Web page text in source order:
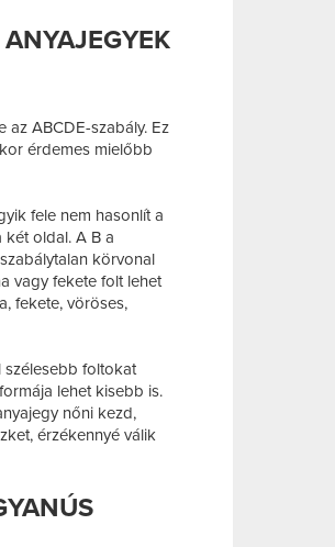
ABCDE-szabály. Ez
érdemes mielőbb
fele nem hasonlít a
két oldal. A B a
körvonal
vagy fekete folt lehet
fekete, vöröses,
szélesebb foltokat
lehet kisebb is.
nőni kezd,
érzékennyé válik